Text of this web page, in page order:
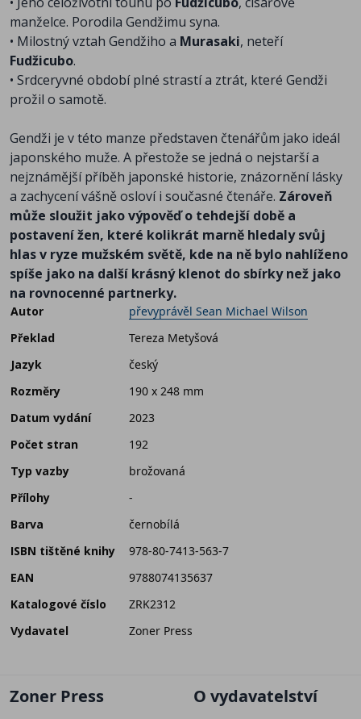
manželce. Porodila Gendžimu syna.
• Milostný vztah Gendžiho a Murasaki, neteří
Fudžicubo.
• Srdceryvné období plné strastí a ztrát, které Gendži
prožil o samotě.
Gendži je v této manze představen čtenářům jako ideál
japonského muže. A přestože se jedná o nejstarší a
nejznámější příběh japonské historie, znázornění lásky
a zachycení vášně osloví i současné čtenáře. Zároveň
může sloužit jako výpověď o tehdejší době a
postavení žen, které kolikrát marně hledaly svůj
hlas v ryze mužském světě, kde na ně bylo nahlíženo
spíše jako na další krásný klenot do sbírky než jako
na rovnocenné partnerky.
Autor
převyprávěl Sean Michael Wilson
Překlad
Tereza Metyšová
Jazyk
český
Rozměry
190 x 248 mm
Datum vydání
2023
Počet stran
192
Typ vazby
brožovaná
Přílohy
-
Barva
černobílá
ISBN tištěné knihy
978-80-7413-563-7
EAN
9788074135637
Katalogové číslo
ZRK2312
Vydavatel
Zoner Press
Zoner Press O vydavatelství